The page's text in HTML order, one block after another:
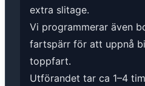
extra slitage.
Vi programmerar även
fartspärr för att uppnå
toppfart.
Utförandet tar ca 1–4